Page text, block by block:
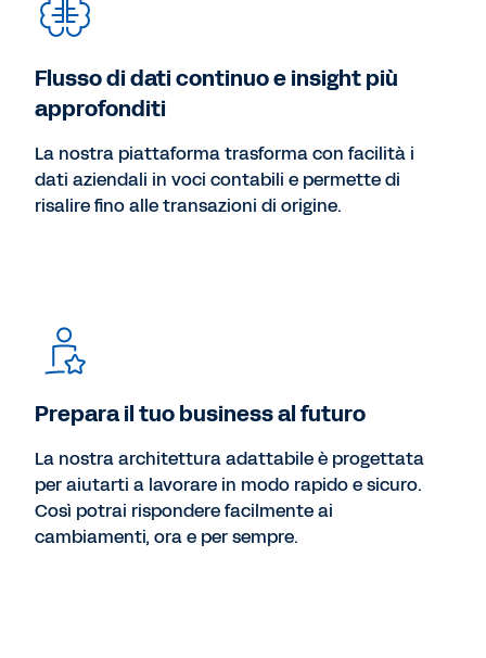
Flusso di dati continuo e insight più
approfonditi
La nostra piattaforma trasforma con facilità i
dati aziendali in voci contabili e permette di
risalire fino alle transazioni di origine.
Prepara il tuo business al futuro
La nostra architettura adattabile è progettata
per aiutarti a lavorare in modo rapido e sicuro.
Così potrai rispondere facilmente ai
cambiamenti, ora e per sempre.